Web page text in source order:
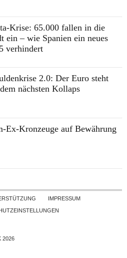
Krise: 65.000 fallen in die
ein – wie Spanien ein neues
verhindert
2.0: Der Euro steht
nächsten Kollaps
Ex-Kronzeuge auf Bewährung
Skip to contentIMPRESSUM
2026